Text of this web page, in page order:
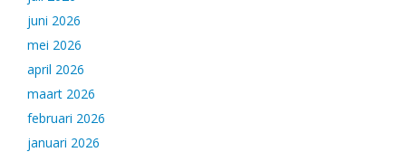
juni 2026
mei 2026
april 2026
maart 2026
februari 2026
januari 2026